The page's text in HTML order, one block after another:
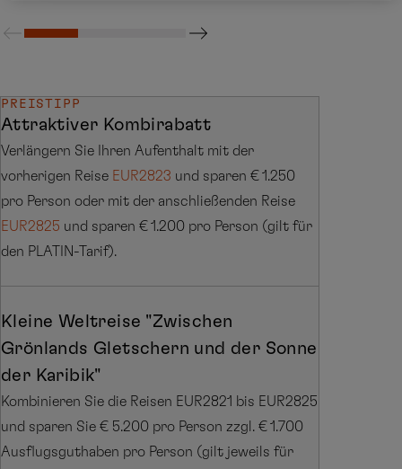
PREISTIPP
Attraktiver Kombirabatt
Verlängern Sie Ihren Aufenthalt mit der
vorherigen Reise EUR2823 und sparen € 1.250
pro Person oder mit der anschließenden Reise
EUR2825 und sparen € 1.200 pro Person (gilt für
den PLATIN-Tarif).
Kleine Weltreise "Zwischen
Grönlands Gletschern und der Sonne
der Karibik"
Kombinieren Sie die Reisen EUR2821 bis EUR2825
und sparen Sie € 5.200 pro Person zzgl. € 1.700
Ausflugsguthaben pro Person (gilt jeweils für